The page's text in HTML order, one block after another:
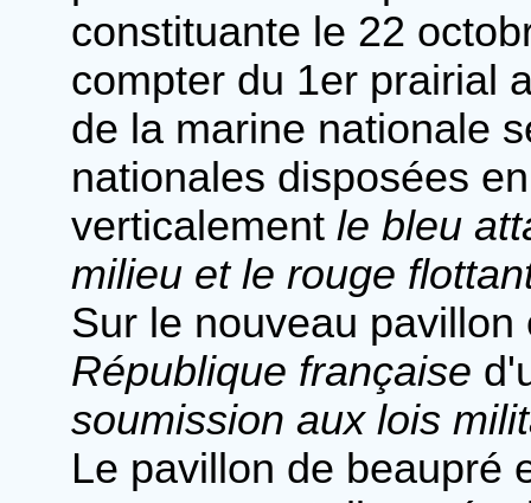
constituante le 22
compter du 1er prairial
de la marine nationale
nationales disposées
verticalement le bleu
milieu et le rouge
Sur le nouveau
République française
soumission aux lois
Le pavillon de beaupré